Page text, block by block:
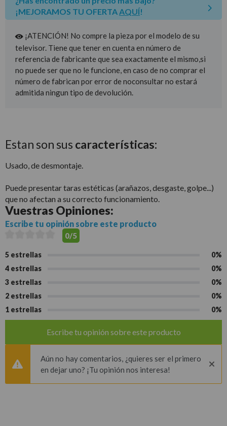
¡MEJORAMOS TU OFERTA AQUÍ!
¡ATENCIÓN! No compre la pieza por el modelo de su
televisor. Tiene que tener en cuenta en número de
referencia de fabricante que sea exactamente el mismo,si
no puede ser que no le funcione, en caso de no comprar el
número de fabrican por error de noconsultar no estará
admitida ningun tipo de devolución.
Estan son sus características:
Usado, de desmontaje.
Puede presentar taras estéticas (arañazos, desgaste, golpe...)
que no afectan a su correcto funcionamiento.
Vuestras Opiniones:
Escribe tu opinión sobre este producto
0/5
5 estrellas
0%
4 estrellas
0%
3 estrellas
0%
2 estrellas
0%
1 estrellas
0%
Escribe tu opinión sobre este producto
Aún no hay comentarios, ¿quieres ser el primero
en dejar uno? ¡Tu opinión nos interesa!